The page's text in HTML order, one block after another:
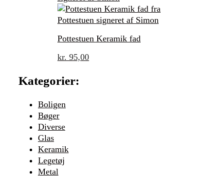
Pottestuen Keramik fad
kr. 95,00
Kategorier:
Boligen
Bøger
Diverse
Glas
Keramik
Legetøj
Metal